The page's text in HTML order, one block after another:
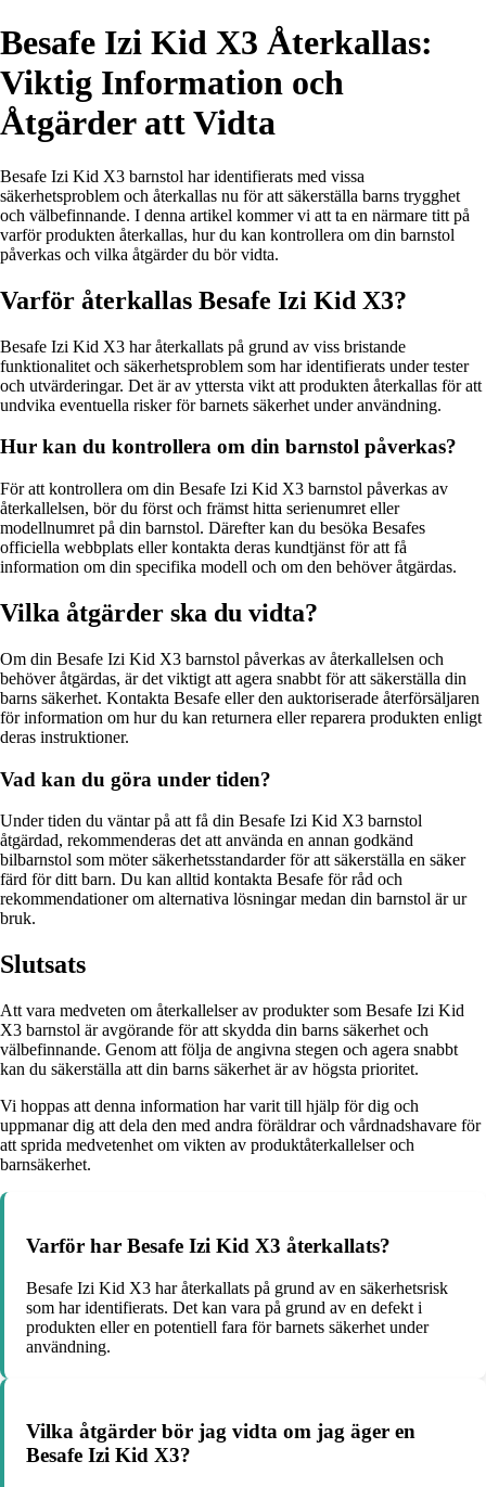
Besafe Izi Kid X3 Återkallas:
Viktig Information och
Åtgärder att Vidta
Besafe Izi Kid X3 barnstol har identifierats med vissa
säkerhetsproblem och återkallas nu för att säkerställa barns trygghet
och välbefinnande. I denna artikel kommer vi att ta en närmare titt på
varför produkten återkallas, hur du kan kontrollera om din barnstol
påverkas och vilka åtgärder du bör vidta.
Varför återkallas Besafe Izi Kid X3?
Besafe Izi Kid X3 har återkallats på grund av viss bristande
funktionalitet och säkerhetsproblem som har identifierats under tester
och utvärderingar. Det är av yttersta vikt att produkten återkallas för att
undvika eventuella risker för barnets säkerhet under användning.
Hur kan du kontrollera om din barnstol påverkas?
För att kontrollera om din Besafe Izi Kid X3 barnstol påverkas av
återkallelsen, bör du först och främst hitta serienumret eller
modellnumret på din barnstol. Därefter kan du besöka Besafes
officiella webbplats eller kontakta deras kundtjänst för att få
information om din specifika modell och om den behöver åtgärdas.
Vilka åtgärder ska du vidta?
Om din Besafe Izi Kid X3 barnstol påverkas av återkallelsen och
behöver åtgärdas, är det viktigt att agera snabbt för att säkerställa din
barns säkerhet. Kontakta Besafe eller den auktoriserade återförsäljaren
för information om hur du kan returnera eller reparera produkten enligt
deras instruktioner.
Vad kan du göra under tiden?
Under tiden du väntar på att få din Besafe Izi Kid X3 barnstol
åtgärdad, rekommenderas det att använda en annan godkänd
bilbarnstol som möter säkerhetsstandarder för att säkerställa en säker
färd för ditt barn. Du kan alltid kontakta Besafe för råd och
rekommendationer om alternativa lösningar medan din barnstol är ur
bruk.
Slutsats
Att vara medveten om återkallelser av produkter som Besafe Izi Kid
X3 barnstol är avgörande för att skydda din barns säkerhet och
välbefinnande. Genom att följa de angivna stegen och agera snabbt
kan du säkerställa att din barns säkerhet är av högsta prioritet.
Vi hoppas att denna information har varit till hjälp för dig och
uppmanar dig att dela den med andra föräldrar och vårdnadshavare för
att sprida medvetenhet om vikten av produktåterkallelser och
barnsäkerhet.
Varför har Besafe Izi Kid X3 återkallats?
Besafe Izi Kid X3 har återkallats på grund av en säkerhetsrisk
som har identifierats. Det kan vara på grund av en defekt i
produkten eller en potentiell fara för barnets säkerhet under
användning.
Vilka åtgärder bör jag vidta om jag äger en
Besafe Izi Kid X3?